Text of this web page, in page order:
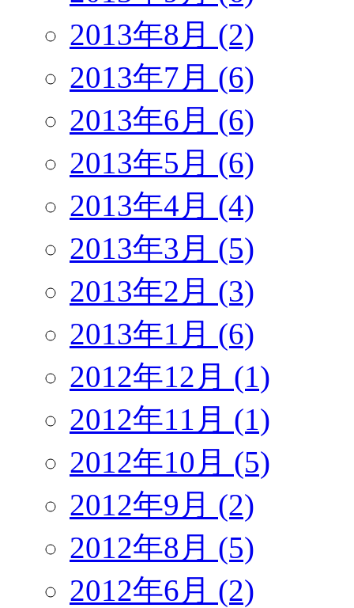
2013年8月 (2)
2013年7月 (6)
2013年6月 (6)
2013年5月 (6)
2013年4月 (4)
2013年3月 (5)
2013年2月 (3)
2013年1月 (6)
2012年12月 (1)
2012年11月 (1)
2012年10月 (5)
2012年9月 (2)
2012年8月 (5)
2012年6月 (2)